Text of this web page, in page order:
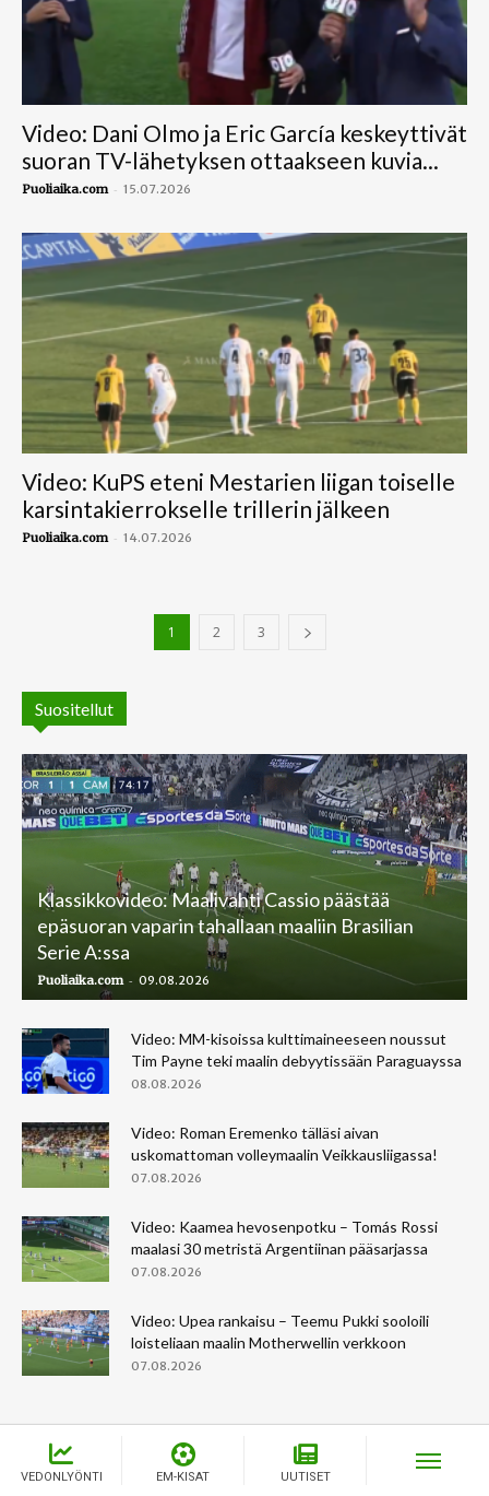
Video: Dani Olmo ja Eric García keskeyttivät
suoran TV-lähetyksen ottaakseen kuvia...
Puoliaika.com - 15.07.2026
Video: KuPS eteni Mestarien liigan toiselle
karsintakierrokselle trillerin jälkeen
Puoliaika.com - 14.07.2026
1 2 3
Suositellut
Klassikkovideo: Maalivahti Cassio päästää
epäsuoran vaparin tahallaan maaliin Brasilian
Serie A:ssa
Puoliaika.com - 09.08.2026
Video: MM-kisoissa kulttimaineeseen noussut
Tim Payne teki maalin debyytissään Paraguayssa
08.08.2026
Video: Roman Eremenko tälläsi aivan
uskomattoman volleymaalin Veikkausliigassa!
07.08.2026
Video: Kaamea hevosenpotku – Tomás Rossi
maalasi 30 metristä Argentiinan pääsarjassa
07.08.2026
Video: Upea rankaisu – Teemu Pukki sooloili
loisteliaan maalin Motherwellin verkkoon
07.08.2026